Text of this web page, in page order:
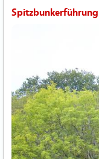
Spitzbunkerführung